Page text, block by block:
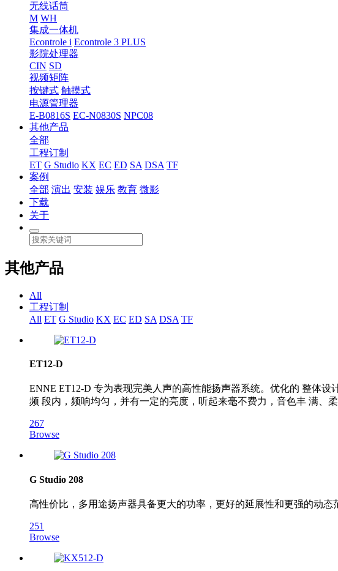
无线话筒
M WH
集成一体机
Econtrole i Econtrole 3 PLUS
影院处理器
CIN SD
视频矩阵
按键式 触摸式
电源管理器
E-B0816S EC-N0830S NPC08
其他产品
全部
工程订制
ET G Studio KX EC ED SA DSA TF
案例
全部 演出 安装 娱乐 教育 微影
下载
关于
其他产品
All
工程订制
All ET G Studio KX EC ED SA DSA TF
ET12-D
ENNE ET12-D 专为表现完美人声的高性能扬声器系统。优化的 整体
频 段内，频响均匀，并有一定的亮度，听起来毫不费力，音色丰 满、柔
267
Browse
G Studio 208
高性价比，多用途扬声器具备更大的功率，更好的延展性和更强的动
251
Browse